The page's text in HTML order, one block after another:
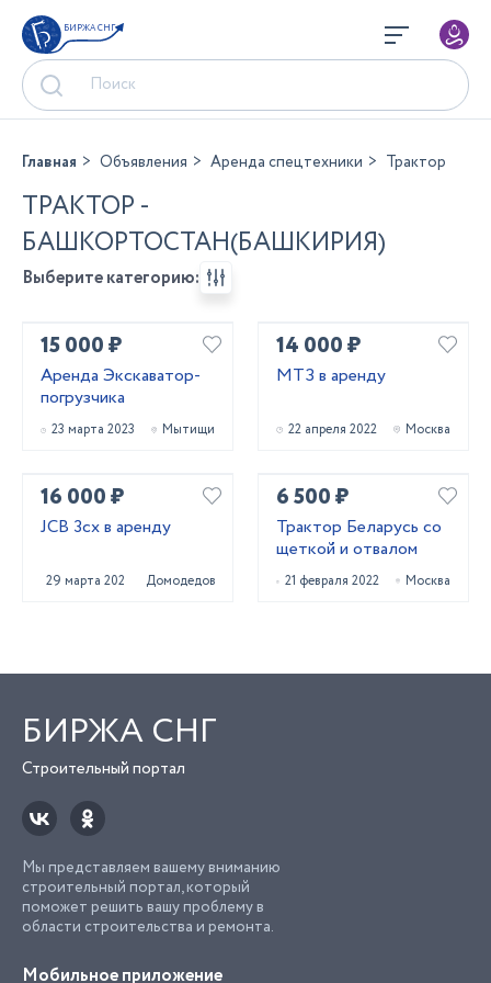
БИРЖА СНГ
Главная Объявления Аренда спецтехники Трактор
ТРАКТОР -
БАШКОРТОСТАН(БАШКИРИЯ)
Выберите категорию:
15 000 ₽
Аренда Экскаватор-
погрузчика
23 марта 2023 Мытищи
14 000 ₽
МТЗ в аренду
22 апреля 2022 Москва
16 000 ₽
JCB 3cx в аренду
29 марта 2022 Домодедово
6 500 ₽
Трактор Беларусь со
щеткой и отвалом
21 февраля 2022 Москва
БИРЖА СНГ
Строительный портал
Мы представляем вашему вниманию
строительный портал, который
поможет решить вашу проблему в
области строительства и ремонта.
Мобильное приложение